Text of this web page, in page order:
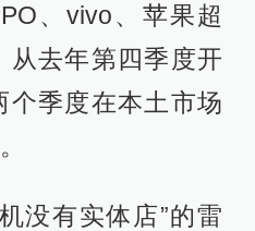
、vivo、苹果超
从去年第四季度开
个季度在本土市场
没有实体店”的雷